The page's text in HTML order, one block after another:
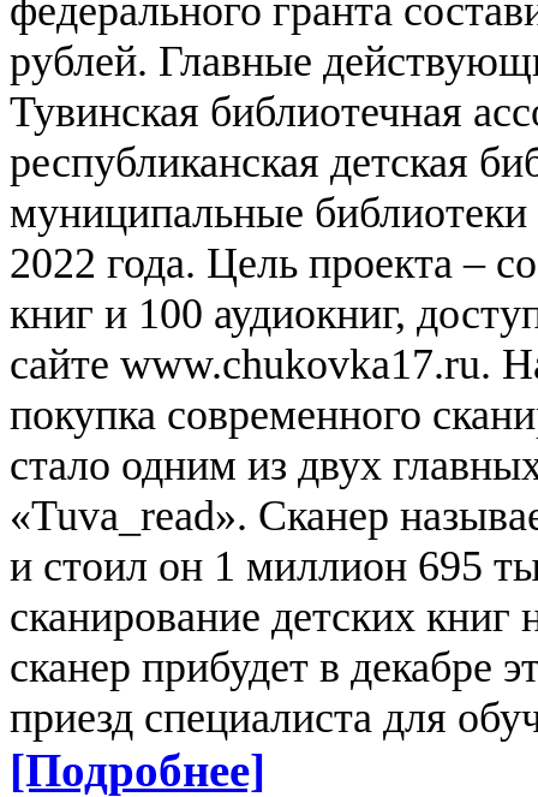
федерального гранта
рублей. Главные
Тувинская библиотечная
республиканская детская
муниципальные
2022 года. Цель проекта –
книг и 100 аудиокниг,
сайте www.chukovka17.ru.
покупка современного
стало одним из двух
«Tuva_read». Сканер
и стоил он 1 миллион 695
сканирование детских
сканер прибудет в декабре
приезд специалиста для
[Подробнее]